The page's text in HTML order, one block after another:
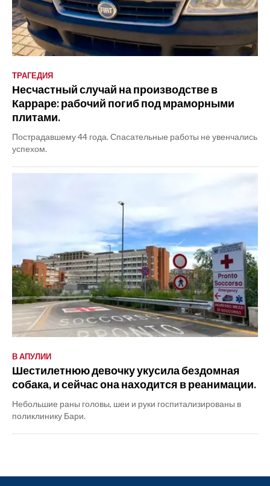
ТРАГЕДИЯ
Несчастный случай на производстве в
Карраре: рабочий погиб под мраморными
плитами.
Пострадавшему 44 года. Спасательные работы не увенчались
успехом.
В АПУЛИИ
Шестилетнюю девочку укусила бездомная
собака, и сейчас она находится в реанимации.
Небольшие раны головы, шеи и руки госпитализированы в
поликлинику Бари.